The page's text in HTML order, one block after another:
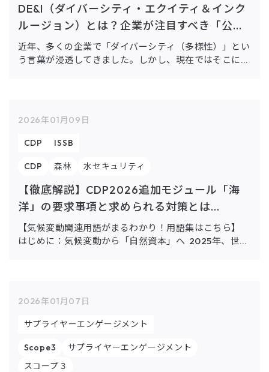
DE&I（ダイバーシティ・エクイティ＆インク
ルージョン）とは？企業が注目すべき「公...
近年、多くの企業で「ダイバーシティ（多様性）」とい
う言葉が浸透してきました。しかし、現在ではそこに
2026年01月09日
CDP ISSB
CDP 森林 水セキュリティ
【徹底解説】CDP2026追加モジュール「海
洋」の要求事項と求められる対策とは...
【気候変動関連用語がまるわかり！用語集はこちら】
はじめに：気候変動から「自然資本」へ 2025年、世界
2026年01月07日
サプライヤーエンゲージメント
Scope3
サプライヤーエンゲージメント
スコープ３